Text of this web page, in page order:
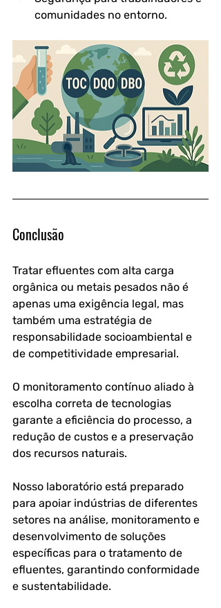
comunidades no entorno.
Conclusão
Tratar efluentes com alta carga
orgânica ou metais pesados não é
apenas uma exigência legal, mas
também uma estratégia de
responsabilidade socioambiental e
de competitividade empresarial.
O monitoramento contínuo aliado à
escolha correta de tecnologias
garante a eficiência do processo, a
redução de custos e a preservação
dos recursos naturais.
Nosso laboratório está preparado
para apoiar indústrias de diferentes
setores na análise, monitoramento e
desenvolvimento de soluções
específicas para o tratamento de
efluentes, garantindo conformidade
e sustentabilidade.